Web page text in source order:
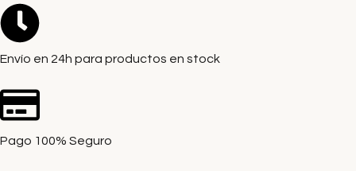
Envío en 24h para productos en stock
Pago 100% Seguro